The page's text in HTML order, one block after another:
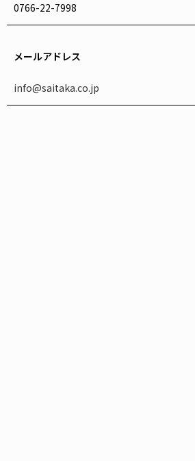
0766-22-7998
メールアドレス
info@saitaka.co.jp